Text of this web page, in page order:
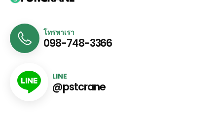
โทรหาเรา
098-748-3366
LINE
@pstcrane